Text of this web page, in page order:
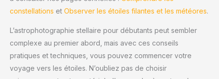
constellations et Observer les étoiles filantes et les météores.
L’astrophotographie stellaire pour débutants peut sembler
complexe au premier abord, mais avec ces conseils
pratiques et techniques, vous pouvez commencer votre
voyage vers les étoiles. N’oubliez pas de choisir